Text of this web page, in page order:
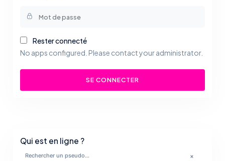
Rester connecté
No apps configured. Please contact your administrator.
SE CONNECTER
Qui est en ligne ?
×